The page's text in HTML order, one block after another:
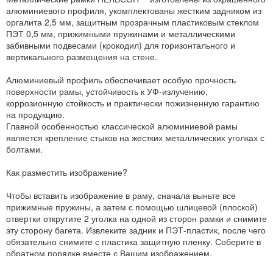
алюминиевого профиля, укомплектованы жестким задником из
оргалита 2,5 мм, защитным прозрачным пластиковым стеклом
ПЭТ 0,5 мм, прижимными пружинами и металлическими
забивными подвесами (крокодил) для горизонтального и
вертикального размещения на стене.
Алюминиевый профиль обеспечивает особую прочность
поверхности рамы, устойчивость к УФ-излучению,
коррозионную стойкость и практически пожизненную гарантию
на продукцию.
Главной особенностью классической алюминиевой рамы
является крепление стыков на жестких металлических уголках с
болтами.
Как разместить изображение?
Чтобы вставить изображение в раму, сначала выньте все
прижимные пружины, а затем с помощью шлицевой (плоской)
отвертки открутите 2 уголка на одной из сторон рамки и снимите
эту сторону багета. Извлеките задник и ПЭТ-пластик, после чего
обязательно снимите с пластика защитную пленку. Соберите в
обратном порядке вместе с Вашим изображением.